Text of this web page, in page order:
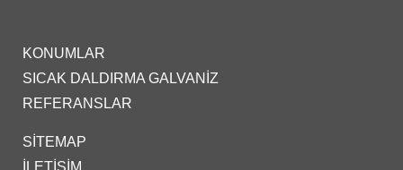
KONUMLAR
SICAK DALDIRMA GALVANIZ
REFERANSLAR
SITEMAP
İLETIŞIM